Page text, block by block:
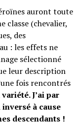
auront toute
classe (chevalier,
des
: les effets ne
sélectionné
leur description
fois rencontrés
J’ai par
à cause
descendants !